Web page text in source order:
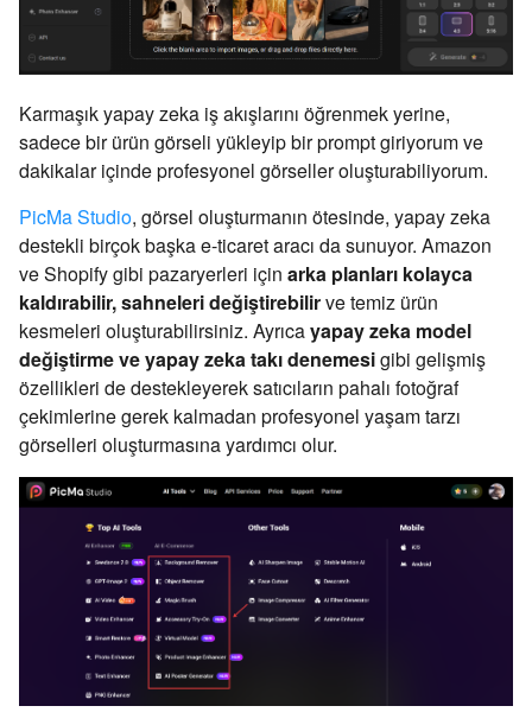
Karmaşık yapay zeka iş akışlarını öğrenmek yerine,
sadece bir ürün görseli yükleyip bir prompt giriyorum ve
dakikalar içinde profesyonel görseller oluşturabiliyorum.
PicMa Studio, görsel oluşturmanın ötesinde, yapay zeka
destekli birçok başka e-ticaret aracı da sunuyor. Amazon
ve Shopify gibi pazaryerleri için arka planları kolayca
kaldırabilir, sahneleri değiştirebilirve temiz ürün
kesmeleri oluşturabilirsiniz. Ayrıcayapay zeka model
değiştirme ve yapay zeka takı denemesigibi gelişmiş
özellikleri de destekleyerek satıcıların pahalı fotoğraf
çekimlerine gerek kalmadan profesyonel yaşam tarzı
görselleri oluşturmasına yardımcı olur.